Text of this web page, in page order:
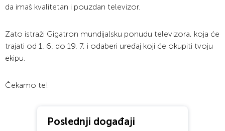
da imaš kvalitetan i pouzdan televizor.
Zato istraži Gigatron mundijalsku ponudu televizora, koja će
trajati od 1. 6. do 19. 7, i odaberi uređaj koji će okupiti tvoju
ekipu.
Čekamo te!
Poslednji događaji